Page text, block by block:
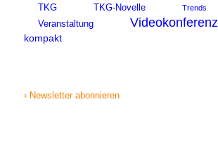
TKG TKG-Novelle Trends
Veranstaltung Videokonferenz
kompakt
› Newsletter abonnieren